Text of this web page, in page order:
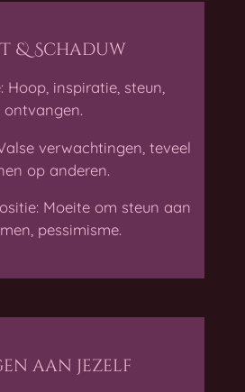
& Schaduw
Hoop, inspiratie, steun,
ontvangen.
verwachtingen, teveel
op anderen.
Moeite om steun aan
pessimisme.
aan jezelf